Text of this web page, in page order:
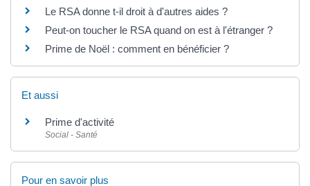
Le RSA donne t-il droit à d'autres aides ?
Peut-on toucher le RSA quand on est à l'étranger ?
Prime de Noël : comment en bénéficier ?
Et aussi
Prime d'activité
Social - Santé
Pour en savoir plus